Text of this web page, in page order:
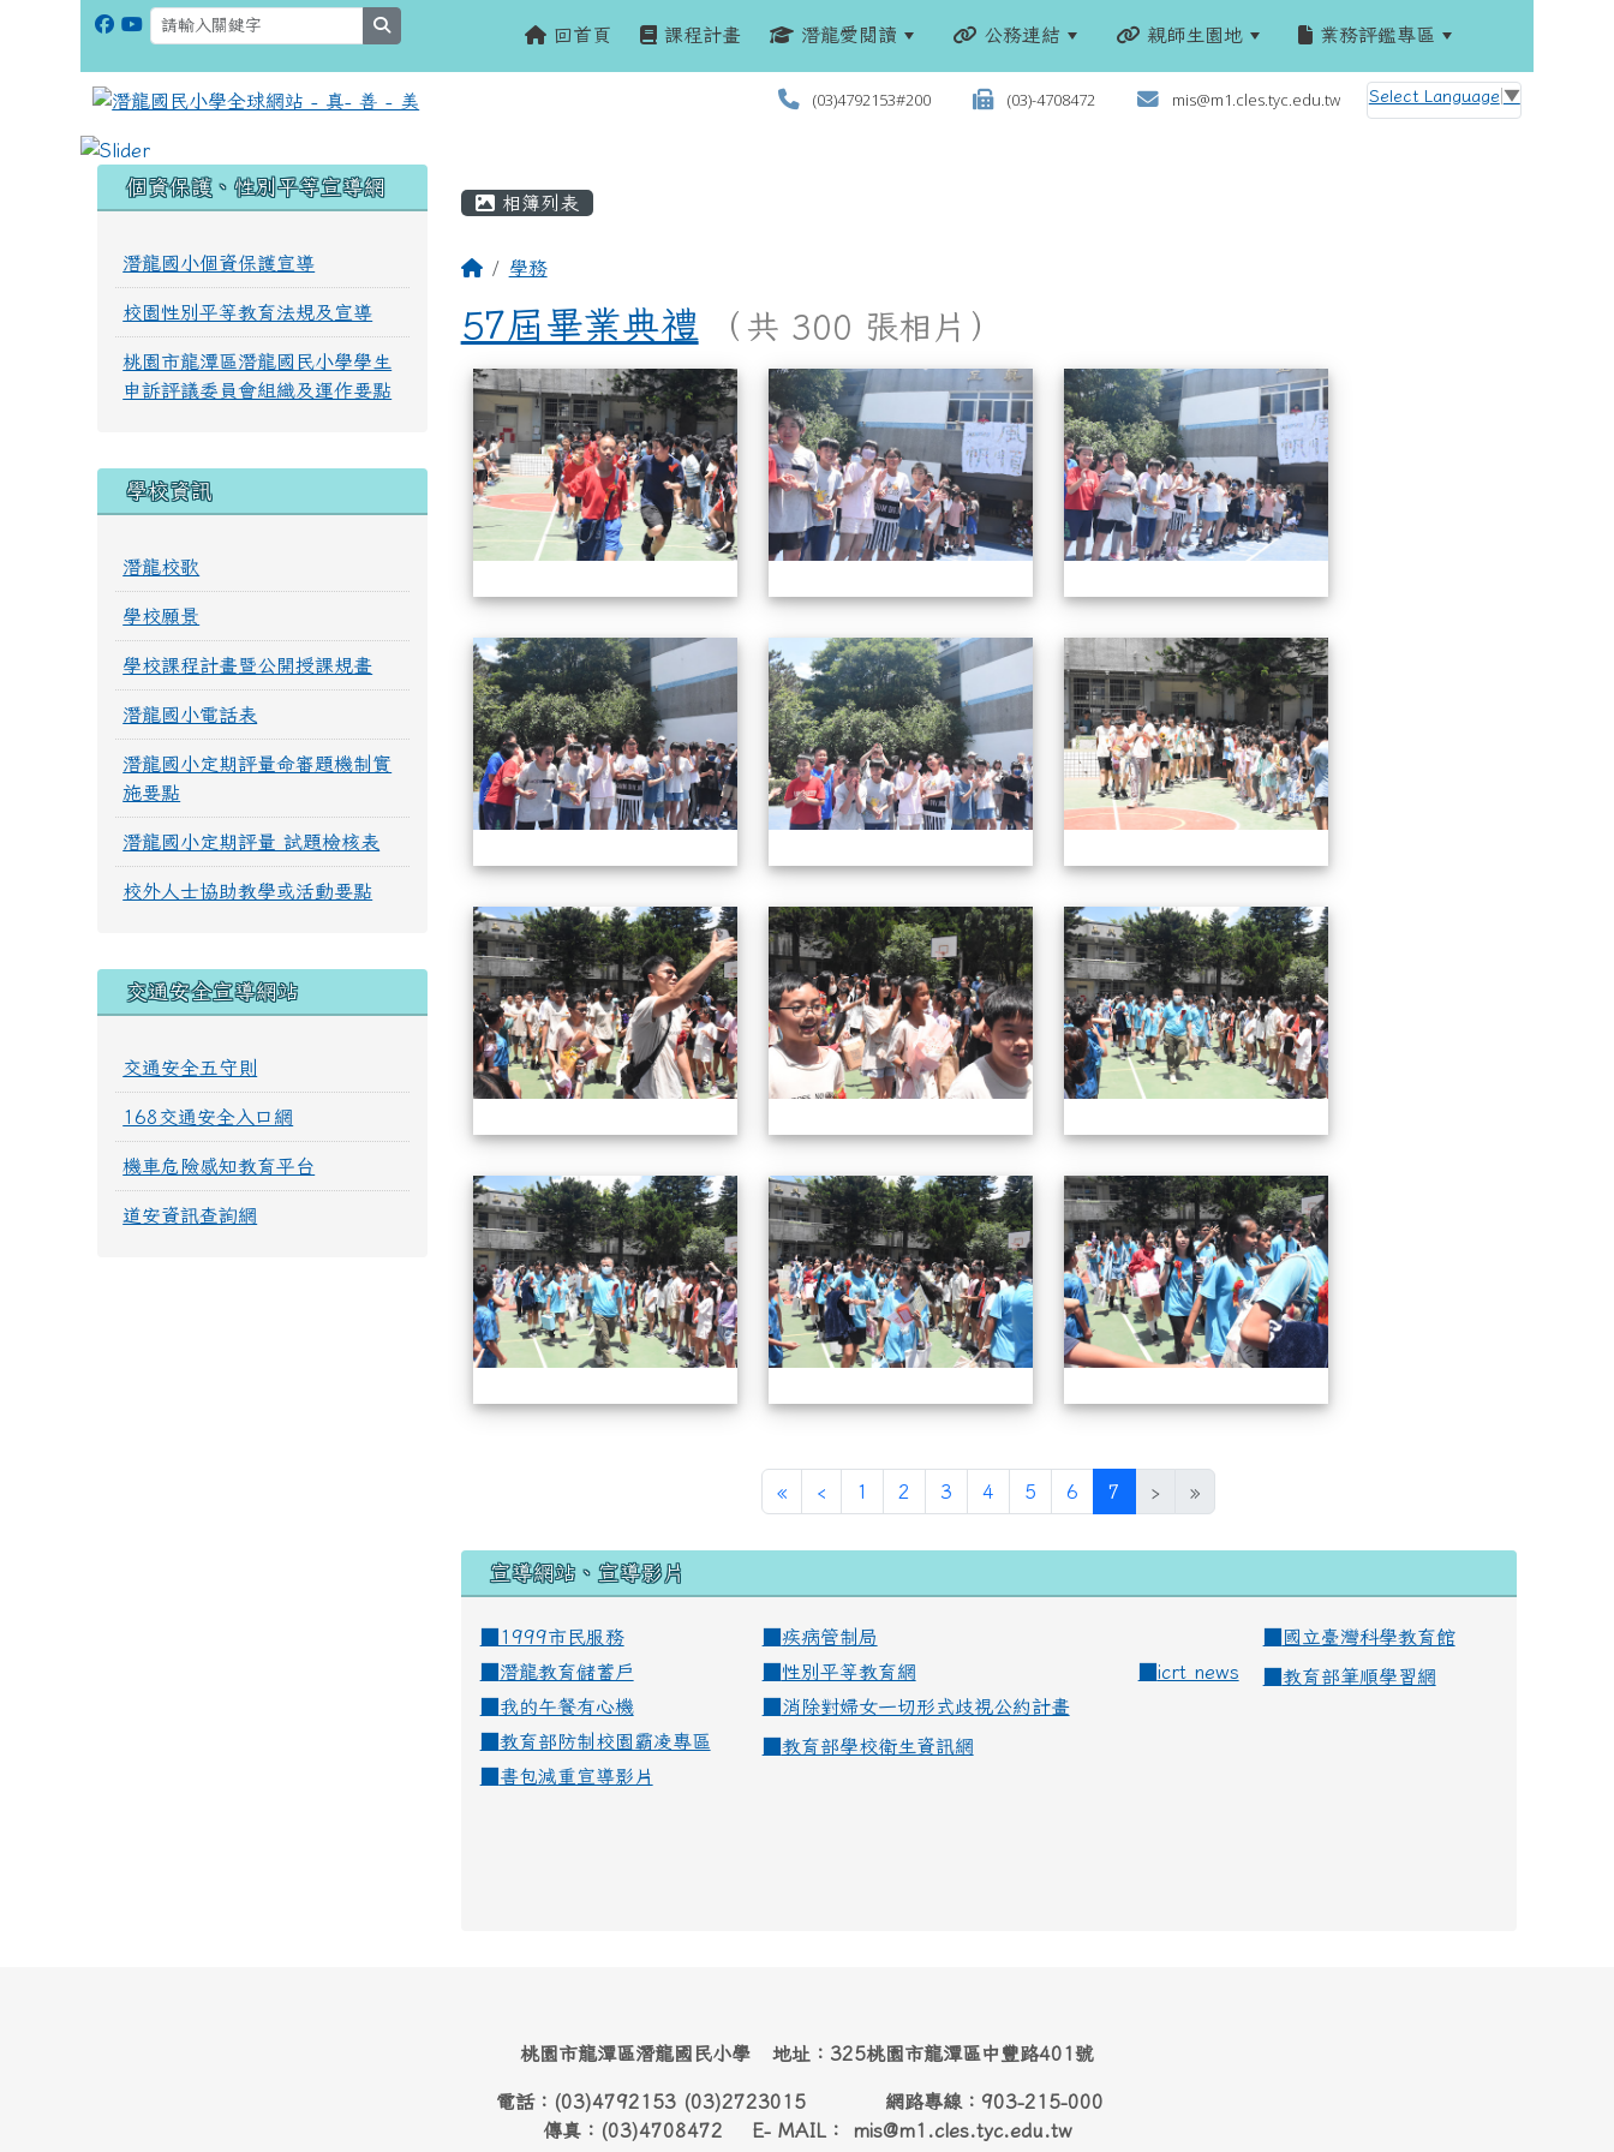
回首頁 課程計畫 潛龍愛閱讀 公務連結 親師生園地 業務評鑑專區
(03)4792153#200 (03)-4708472 mis@m1.cles.tyc.edu.tw Select Language ▼
相簿列表
學務
57屆畢業典禮 （共 300 張相片）
相簿列表 57屆畢業典禮 57屆畢業典禮 57屆畢業典禮
57屆畢業典禮 57屆畢業典禮 57屆畢業典禮
57屆畢業典禮 57屆畢業典禮 57屆畢業典禮
57屆畢業典禮 57屆畢業典禮 57屆畢業典禮
« ‹ 1 2 3 4 5 6 7 (current)
› »
宣導網站、宣導影片
■1999市民服務 疾病管制局
國立臺灣科學教育館
潛龍教育儲蓄戶 性別平等教育網 icrt news
教育部筆順學習網
我的午餐有心機
消除對婦女一切形式歧視公約計畫
教育部防制校園霸凌專區
教育部學校衛生資訊網
書包減重宣導影片
個資保護、性別平等宣導網
潛龍國小個資保護宣導
校園性別平等教育法規及宣導
桃園市龍潭區潛龍國民小學學生
申訴評議委員會組織及運作要點
學校資訊
潛龍校歌
學校願景
學校課程計畫暨公開授課規畫
潛龍國小電話表
潛龍國小定期評量命審題機制實
施要點
潛龍國小定期評量 試題檢核表
校外人士協助教學或活動要點
交通安全宣導網站
交通安全五守則
168交通安全入口網
機車危險感知教育平台
道安資訊查詢網
桃園市龍潭區潛龍國民小學 地址：325桃園市龍潭區中豐路401號
電話：(03)4792153 (03)2723015 網路專線：903-215-000
傳真：(03)4708472 E- MAIL： mis@m1.cles.tyc.edu.tw